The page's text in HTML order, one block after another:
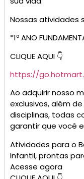
*Atividades prontas
Clique
CLIQUE AQUI 👇
https://
300 PLANOS
CLIQUE AQUI 👇
https://
ALFABETINHO –
https://
ALFABETINHO –